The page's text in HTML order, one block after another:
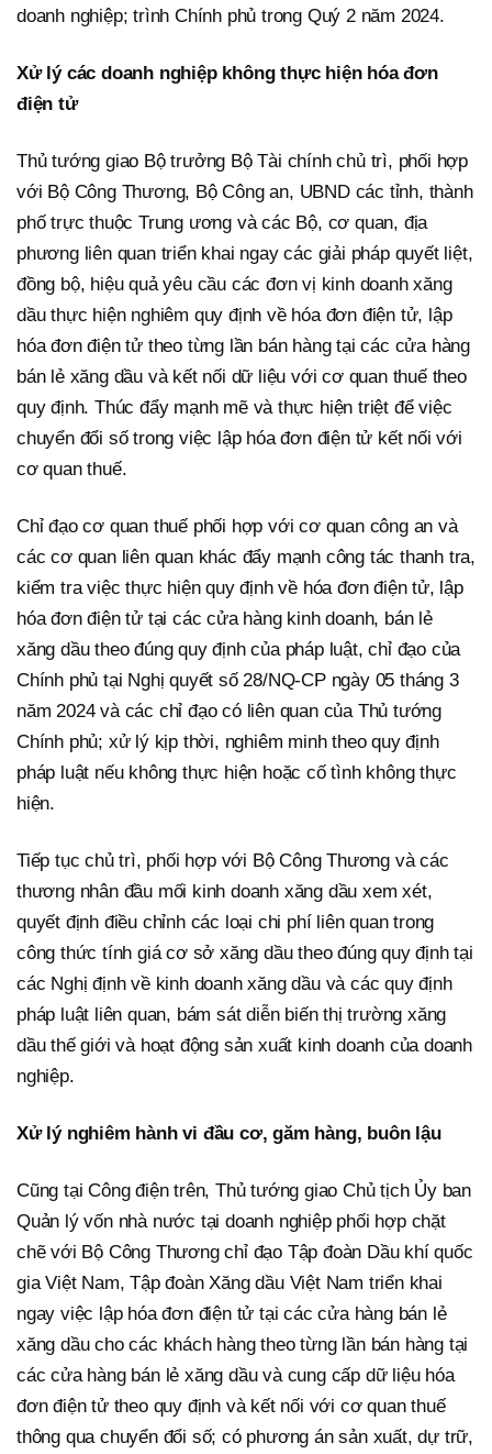
doanh nghiệp; trình Chính phủ trong Quý 2 năm 2024.
Xử lý các doanh nghiệp không thực hiện hóa đơn
điện tử
Thủ tướng giao Bộ trưởng Bộ Tài chính chủ trì, phối hợp
với Bộ Công Thương, Bộ Công an, UBND các tỉnh, thành
phố trực thuộc Trung ương và các Bộ, cơ quan, địa
phương liên quan triển khai ngay các giải pháp quyết liệt,
đồng bộ, hiệu quả yêu cầu các đơn vị kinh doanh xăng
dầu thực hiện nghiêm quy định về hóa đơn điện tử, lập
hóa đơn điện tử theo từng lần bán hàng tại các cửa hàng
bán lẻ xăng dầu và kết nối dữ liệu với cơ quan thuế theo
quy định. Thúc đẩy mạnh mẽ và thực hiện triệt để việc
chuyển đổi số trong việc lập hóa đơn điện tử kết nối với
cơ quan thuế.
Chỉ đạo cơ quan thuế phối hợp với cơ quan công an và
các cơ quan liên quan khác đẩy mạnh công tác thanh tra,
kiểm tra việc thực hiện quy định về hóa đơn điện tử, lập
hóa đơn điện tử tại các cửa hàng kinh doanh, bán lẻ
xăng dầu theo đúng quy định của pháp luật, chỉ đạo của
Chính phủ tại Nghị quyết số 28/NQ-CP ngày 05 tháng 3
năm 2024 và các chỉ đạo có liên quan của Thủ tướng
Chính phủ; xử lý kịp thời, nghiêm minh theo quy định
pháp luật nếu không thực hiện hoặc cố tình không thực
hiện.
Tiếp tục chủ trì, phối hợp với Bộ Công Thương và các
thương nhân đầu mối kinh doanh xăng dầu xem xét,
quyết định điều chỉnh các loại chi phí liên quan trong
công thức tính giá cơ sở xăng dầu theo đúng quy định tại
các Nghị định về kinh doanh xăng dầu và các quy định
pháp luật liên quan, bám sát diễn biến thị trường xăng
dầu thế giới và hoạt động sản xuất kinh doanh của doanh
nghiệp.
Xử lý nghiêm hành vi đầu cơ, găm hàng, buôn lậu
Cũng tại Công điện trên, Thủ tướng giao Chủ tịch Ủy ban
Quản lý vốn nhà nước tại doanh nghiệp phối hợp chặt
chẽ với Bộ Công Thương chỉ đạo Tập đoàn Dầu khí quốc
gia Việt Nam, Tập đoàn Xăng dầu Việt Nam triển khai
ngay việc lập hóa đơn điện tử tại các cửa hàng bán lẻ
xăng dầu cho các khách hàng theo từng lần bán hàng tại
các cửa hàng bán lẻ xăng dầu và cung cấp dữ liệu hóa
đơn điện tử theo quy định và kết nối với cơ quan thuế
thông qua chuyển đổi số; có phương án sản xuất, dự trữ,